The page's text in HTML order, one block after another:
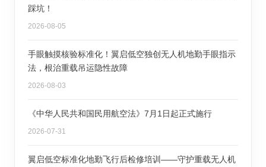
踩坑！
2026-08-05
手眼触摸核验标准化！翼启低空独创无人机地勤手眼指示
法，根治重载吊运隐性故障
2026-08-03
《中华人民共和国民用航空法》7月1日起正式施行
2026-07-31
翼启低空标准化地勤飞行后检修培训——守护重载无人机